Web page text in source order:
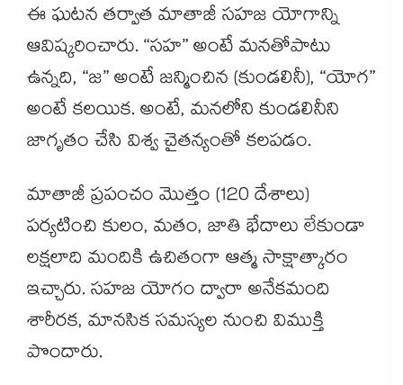
ఈ ఘటన తర్వాత మాతాజీ సహజ యోగాన్ని
ఆవిష్కరించారు. “సహ” అంటే మనతోపాటు
ఉన్నది, “జ” అంటే జన్మించిన (కుండలినీ), “యోగ”
అంటే కలయిక. అంటే, మనలోని కుండలినీని
జాగృతం చేసి విశ్వ చైతన్యంతో కలపడం.
మాతాజీ ప్రపంచం మొత్తం (120 దేశాలు)
పర్యటించి కులం, మతం, జాతి భేదాలు లేకుండా
లక్షలాది మందికి ఉచితంగా ఆత్మ సాక్షాత్కారం
ఇచ్చారు. సహజ యోగం ద్వారా అనేకమంది
శారీరక, మానసిక సమస్యల నుంచి విముక్తి
పొందారు.